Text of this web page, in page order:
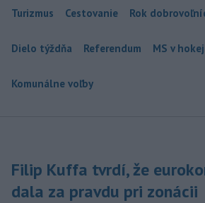
Turizmus Cestovanie Rok
Dielo týždňa Referendum MS v
Komunálne voľby
Filip Kuffa tvrdí, že
dala za pravdu pri zonácii